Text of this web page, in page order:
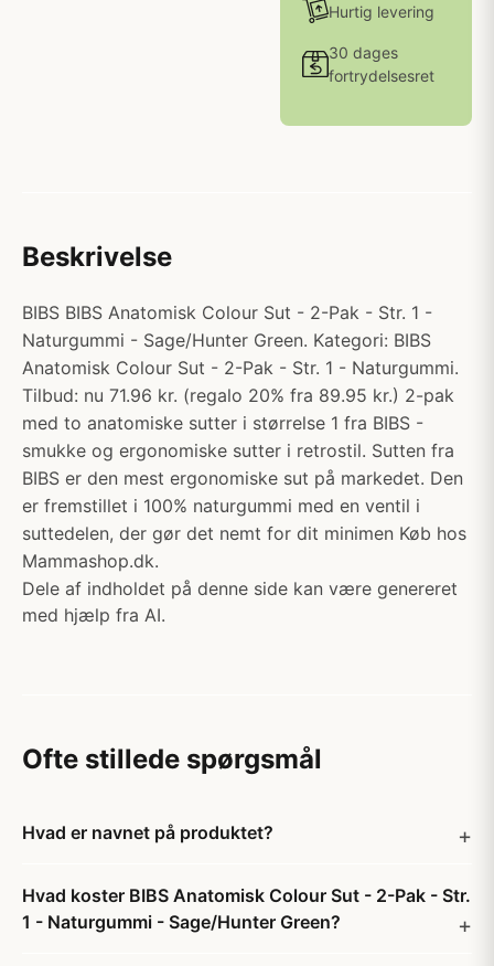
Hurtig levering
30 dages
fortrydelsesret
Beskrivelse
BIBS BIBS Anatomisk Colour Sut - 2-Pak - Str. 1 -
Naturgummi - Sage/Hunter Green. Kategori: BIBS
Anatomisk Colour Sut - 2-Pak - Str. 1 - Naturgummi.
Tilbud: nu 71.96 kr. (regalo 20% fra 89.95 kr.) 2-pak
med to anatomiske sutter i størrelse 1 fra BIBS -
smukke og ergonomiske sutter i retrostil. Sutten fra
BIBS er den mest ergonomiske sut på markedet. Den
er fremstillet i 100% naturgummi med en ventil i
suttedelen, der gør det nemt for dit minimen Køb hos
Mammashop.dk.
Dele af indholdet på denne side kan være genereret
med hjælp fra AI.
Ofte stillede spørgsmål
Hvad er navnet på produktet?
Hvad koster BIBS Anatomisk Colour Sut - 2-Pak - Str.
1 - Naturgummi - Sage/Hunter Green?